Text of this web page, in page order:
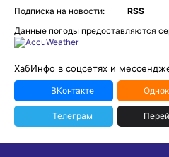
Подписка на новости:
RSS
Данные погоды предоставляются
ХабИнфо в соцсетях и
ВКонтакте
Телеграм